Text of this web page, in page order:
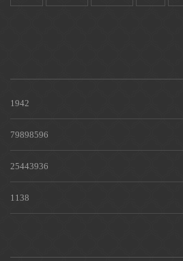
1942
79898596
25443936
1138